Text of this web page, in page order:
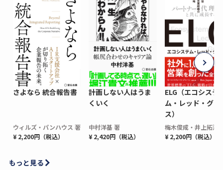
さよなら 統合報告書
ウィルズ・パンハウス 著
¥ 2,200円（税込）
計画しない人はうま
くいく
中村洋基 著
¥ 2,420円（税込）
ELG（エコシステ
ム・レッド・グロ
ス）
梅木俊成・井上拓海
¥ 2,200円（税込）
もっと見る